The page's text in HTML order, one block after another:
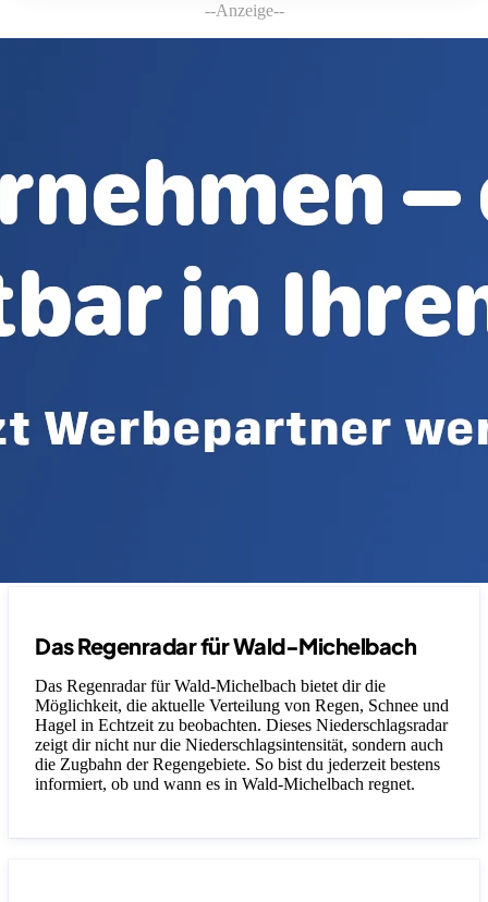
--Anzeige--
Das Regenradar für Wald-Michelbach
Das Regenradar für Wald-Michelbach bietet dir die
Möglichkeit, die aktuelle Verteilung von Regen, Schnee und
Hagel in Echtzeit zu beobachten. Dieses Niederschlagsradar
zeigt dir nicht nur die Niederschlagsintensität, sondern auch
die Zugbahn der Regengebiete. So bist du jederzeit bestens
informiert, ob und wann es in Wald-Michelbach regnet.